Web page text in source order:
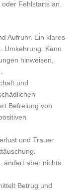
Fehlstarts an.
Aufruhr. Ein klares
Umkehrung: Kann
hinweisen,
und
Befreiung von
und Trauer
ändert aber nichts
Betrug und